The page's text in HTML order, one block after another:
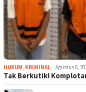
HUKUM, KRIMINAL Agustus 6,
Tak Berkutik!